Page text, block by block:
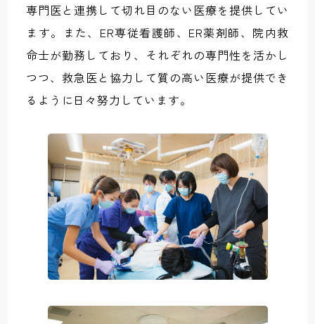
専門医と連携して切れ目のない医療を提供してい
ます。また、ER専従看護師、ER薬剤師、院内救
命士が勤務しており、それぞれの専門性を活かし
つつ、救急医と協力して質の高い医療が提供でき
るように日々努力しています。